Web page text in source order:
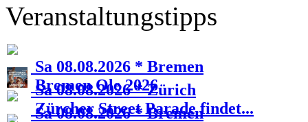
Veranstaltungstipps
Sa 08.08.2026 * Bremen
Bremen Ole 2026
Sa 08.08.2026 * Zürich
Zürcher Street Parade findet...
Sa 08.08.2026 * Bremen